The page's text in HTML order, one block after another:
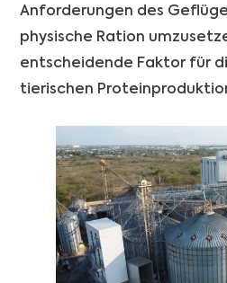
Anforderungen des
physische Ration
entscheidende Faktor für
tierischen